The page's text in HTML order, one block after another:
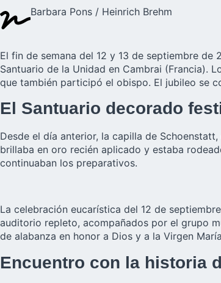
Barbara Pons / Heinrich Brehm
El fin de semana del 12 y 13 de septiembre
Santuario de la Unidad en Cambrai (Francia).
que también participó el obispo. El jubileo se
El Santuario decorado
Desde el día anterior, la capilla de
brillaba en oro recién aplicado y estaba
continuaban los preparativos.
La celebración eucarística del 12 de
auditorio repleto, acompañados por el grupo
de alabanza en honor a Dios y a la Virgen
Encuentro con la historia